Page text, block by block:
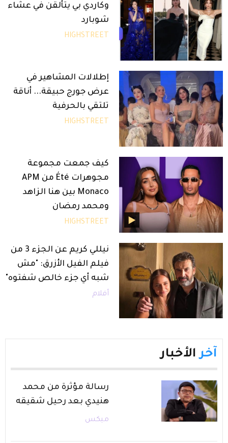
وكاردي بي يتألقن في عشاء
شوبارد
HIGHSTREET
إطلالات المشاهير في
عرض جورج حبيقة... أناقة
تلتقي بالحرفية
HIGHSTREET
كيف جمعت مجموعة
مجوهرات Été من APM
Monaco بين هنا الزاهد
ومحمد رمضان
HIGHSTREET
نيللي كريم عن الجزء 3 من
فيلم الفيل الأزرق: "مش
شبه أي جزء خالص شفتوه"
أفلام
آخر الأخبار
رسالة مؤثرة من محمد
هنيدي بعد رحيل شقيقه
ميكس